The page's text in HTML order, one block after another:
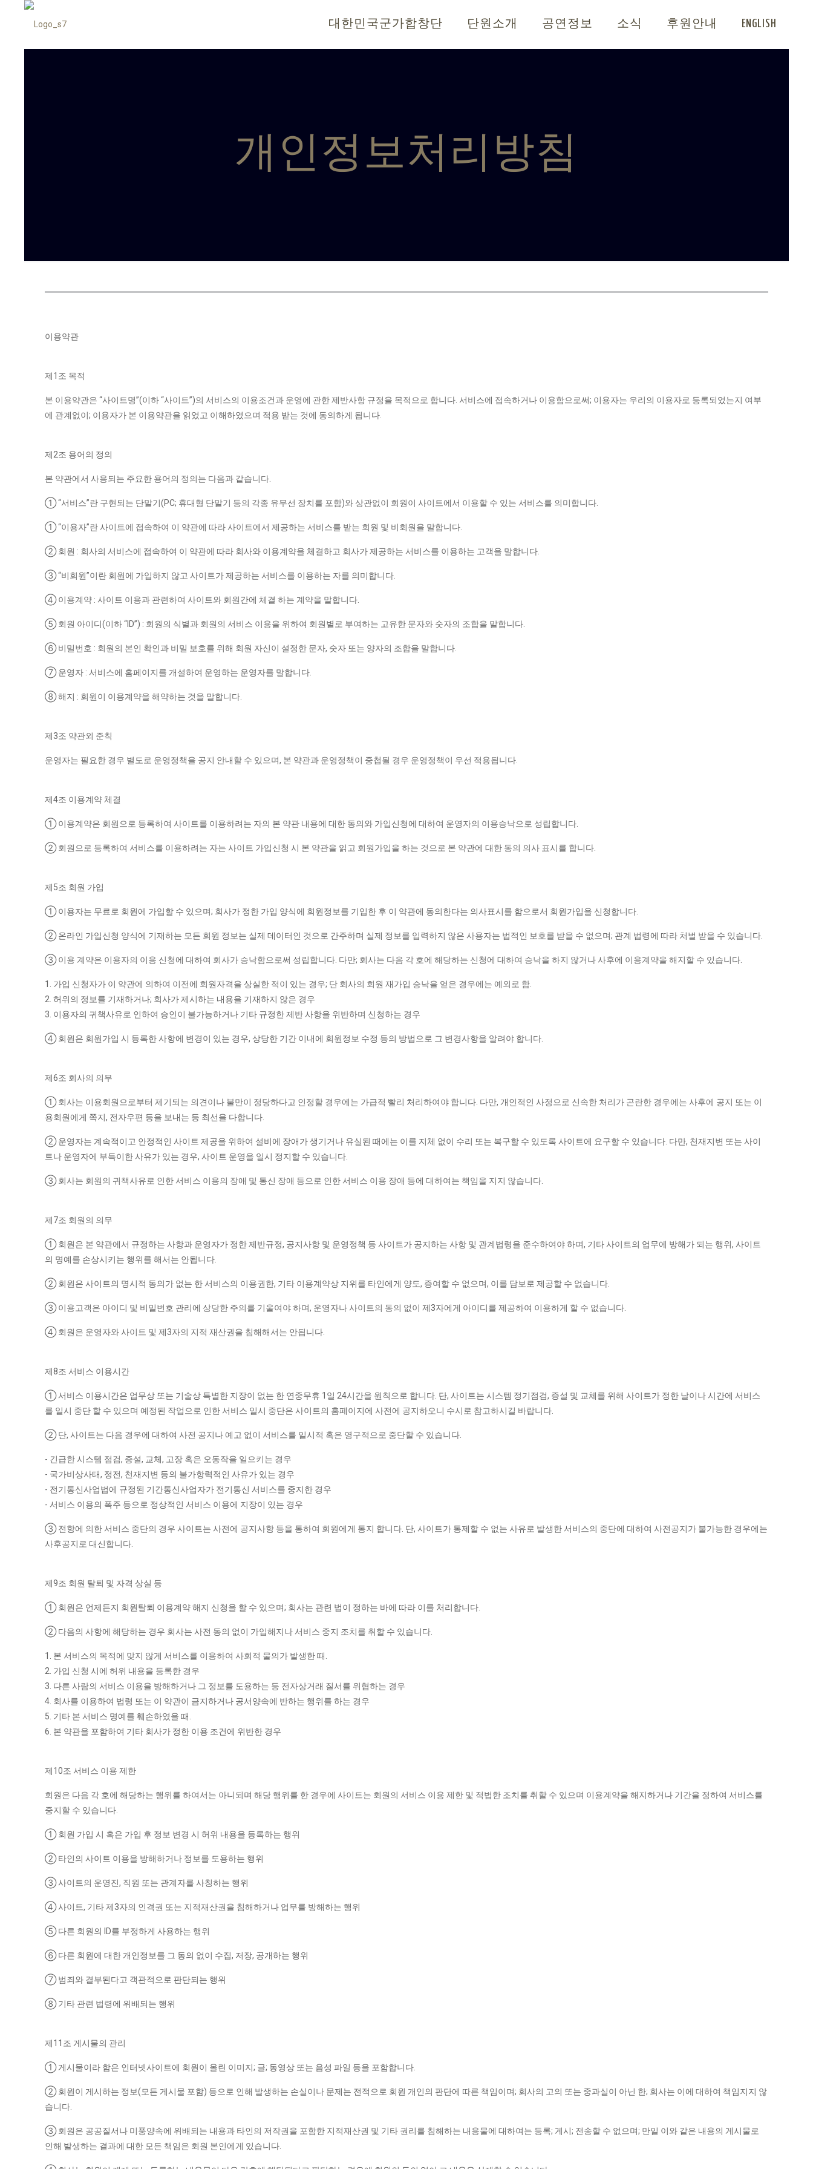
대한민국군가합창단 단원소개 공연정보 소식 후원안내 ENGLISH
개인정보처리방침
이용약관
제1조 목적
본 이용약관은 “사이트명”(이하 “사이트”)의 서비스의 이용조건과 운영에 관한 제반사항 규정을 목적으로 합니다. 서비스에 접속하거나 이용함으로써; 이용자는 우리의 이용자로 등록되었는지 여부
에 관계없이; 이용자가 본 이용약관을 읽었고 이해하였으며 적용 받는 것에 동의하게 됩니다.
제2조 용어의 정의
본 약관에서 사용되는 주요한 용어의 정의는 다음과 같습니다.
① “서비스”란 구현되는 단말기(PC; 휴대형 단말기 등의 각종 유무선 장치를 포함)와 상관없이 회원이 사이트에서 이용할 수 있는 서비스를 의미합니다.
① “이용자”란 사이트에 접속하여 이 약관에 따라 사이트에서 제공하는 서비스를 받는 회원 및 비회원을 말합니다.
② 회원 : 회사의 서비스에 접속하여 이 약관에 따라 회사와 이용계약을 체결하고 회사가 제공하는 서비스를 이용하는 고객을 말합니다.
③ “비회원”이란 회원에 가입하지 않고 사이트가 제공하는 서비스를 이용하는 자를 의미합니다.
④ 이용계약 : 사이트 이용과 관련하여 사이트와 회원간에 체결 하는 계약을 말합니다.
⑤ 회원 아이디(이하 “ID”) : 회원의 식별과 회원의 서비스 이용을 위하여 회원별로 부여하는 고유한 문자와 숫자의 조합을 말합니다.
⑥ 비밀번호 : 회원의 본인 확인과 비밀 보호를 위해 회원 자신이 설정한 문자, 숫자 또는 양자의 조합을 말합니다.
⑦ 운영자 : 서비스에 홈페이지를 개설하여 운영하는 운영자를 말합니다.
⑧ 해지 : 회원이 이용계약을 해약하는 것을 말합니다.
제3조 약관외 준칙
운영자는 필요한 경우 별도로 운영정책을 공지 안내할 수 있으며, 본 약관과 운영정책이 중첩될 경우 운영정책이 우선 적용됩니다.
제4조 이용계약 체결
① 이용계약은 회원으로 등록하여 사이트를 이용하려는 자의 본 약관 내용에 대한 동의와 가입신청에 대하여 운영자의 이용승낙으로 성립합니다.
② 회원으로 등록하여 서비스를 이용하려는 자는 사이트 가입신청 시 본 약관을 읽고 회원가입을 하는 것으로 본 약관에 대한 동의 의사 표시를 합니다.
제5조 회원 가입
① 이용자는 무료로 회원에 가입할 수 있으며; 회사가 정한 가입 양식에 회원정보를 기입한 후 이 약관에 동의한다는 의사표시를 함으로서 회원가입을 신청합니다.
② 온라인 가입신청 양식에 기재하는 모든 회원 정보는 실제 데이터인 것으로 간주하며 실제 정보를 입력하지 않은 사용자는 법적인 보호를 받을 수 없으며; 관계 법령에 따라 처벌 받을 수 있습니다.
③ 이용 계약은 이용자의 이용 신청에 대하여 회사가 승낙함으로써 성립합니다. 다만; 회사는 다음 각 호에 해당하는 신청에 대하여 승낙을 하지 않거나 사후에 이용계약을 해지할 수 있습니다.
1. 가입 신청자가 이 약관에 의하여 이전에 회원자격을 상실한 적이 있는 경우; 단 회사의 회원 재가입 승낙을 얻은 경우에는 예외로 함.
2. 허위의 정보를 기재하거나; 회사가 제시하는 내용을 기재하지 않은 경우
3. 이용자의 귀책사유로 인하여 승인이 불가능하거나 기타 규정한 제반 사항을 위반하며 신청하는 경우
④ 회원은 회원가입 시 등록한 사항에 변경이 있는 경우, 상당한 기간 이내에 회원정보 수정 등의 방법으로 그 변경사항을 알려야 합니다.
제6조 회사의 의무
① 회사는 이용회원으로부터 제기되는 의견이나 불만이 정당하다고 인정할 경우에는 가급적 빨리 처리하여야 합니다. 다만, 개인적인 사정으로 신속한 처리가 곤란한 경우에는 사후에 공지 또는 이
용회원에게 쪽지, 전자우편 등을 보내는 등 최선을 다합니다.
② 운영자는 계속적이고 안정적인 사이트 제공을 위하여 설비에 장애가 생기거나 유실된 때에는 이를 지체 없이 수리 또는 복구할 수 있도록 사이트에 요구할 수 있습니다. 다만, 천재지변 또는 사이
트나 운영자에 부득이한 사유가 있는 경우, 사이트 운영을 일시 정지할 수 있습니다.
③ 회사는 회원의 귀책사유로 인한 서비스 이용의 장애 및 통신 장애 등으로 인한 서비스 이용 장애 등에 대하여는 책임을 지지 않습니다.
제7조 회원의 의무
① 회원은 본 약관에서 규정하는 사항과 운영자가 정한 제반규정, 공지사항 및 운영정책 등 사이트가 공지하는 사항 및 관계법령을 준수하여야 하며, 기타 사이트의 업무에 방해가 되는 행위, 사이트
의 명예를 손상시키는 행위를 해서는 안됩니다.
② 회원은 사이트의 명시적 동의가 없는 한 서비스의 이용권한, 기타 이용계약상 지위를 타인에게 양도, 증여할 수 없으며, 이를 담보로 제공할 수 없습니다.
③ 이용고객은 아이디 및 비밀번호 관리에 상당한 주의를 기울여야 하며, 운영자나 사이트의 동의 없이 제3자에게 아이디를 제공하여 이용하게 할 수 없습니다.
④ 회원은 운영자와 사이트 및 제3자의 지적 재산권을 침해해서는 안됩니다.
제8조 서비스 이용시간
① 서비스 이용시간은 업무상 또는 기술상 특별한 지장이 없는 한 연중무휴 1일 24시간을 원칙으로 합니다. 단, 사이트는 시스템 정기점검, 증설 및 교체를 위해 사이트가 정한 날이나 시간에 서비스
를 일시 중단 할 수 있으며 예정된 작업으로 인한 서비스 일시 중단은 사이트의 홈페이지에 사전에 공지하오니 수시로 참고하시길 바랍니다.
② 단, 사이트는 다음 경우에 대하여 사전 공지나 예고 없이 서비스를 일시적 혹은 영구적으로 중단할 수 있습니다.
- 긴급한 시스템 점검, 증설, 교체, 고장 혹은 오동작을 일으키는 경우
- 국가비상사태, 정전, 천재지변 등의 불가항력적인 사유가 있는 경우
- 전기통신사업법에 규정된 기간통신사업자가 전기통신 서비스를 중지한 경우
- 서비스 이용의 폭주 등으로 정상적인 서비스 이용에 지장이 있는 경우
③ 전항에 의한 서비스 중단의 경우 사이트는 사전에 공지사항 등을 통하여 회원에게 통지 합니다. 단, 사이트가 통제할 수 없는 사유로 발생한 서비스의 중단에 대하여 사전공지가 불가능한 경우에는
사후공지로 대신합니다.
제9조 회원 탈퇴 및 자격 상실 등
① 회원은 언제든지 회원탈퇴 이용계약 해지 신청을 할 수 있으며; 회사는 관련 법이 정하는 바에 따라 이를 처리합니다.
② 다음의 사항에 해당하는 경우 회사는 사전 동의 없이 가입해지나 서비스 중지 조치를 취할 수 있습니다.
1. 본 서비스의 목적에 맞지 않게 서비스를 이용하여 사회적 물의가 발생한 때.
2. 가입 신청 시에 허위 내용을 등록한 경우
3. 다른 사람의 서비스 이용을 방해하거나 그 정보를 도용하는 등 전자상거래 질서를 위협하는 경우
4. 회사를 이용하여 법령 또는 이 약관이 금지하거나 공서양속에 반하는 행위를 하는 경우
5. 기타 본 서비스 명예를 훼손하였을 때.
6. 본 약관을 포함하여 기타 회사가 정한 이용 조건에 위반한 경우
제10조 서비스 이용 제한
회원은 다음 각 호에 해당하는 행위를 하여서는 아니되며 해당 행위를 한 경우에 사이트는 회원의 서비스 이용 제한 및 적법한 조치를 취할 수 있으며 이용계약을 해지하거나 기간을 정하여 서비스를
중지할 수 있습니다.
① 회원 가입 시 혹은 가입 후 정보 변경 시 허위 내용을 등록하는 행위
② 타인의 사이트 이용을 방해하거나 정보를 도용하는 행위
③ 사이트의 운영진, 직원 또는 관계자를 사칭하는 행위
④ 사이트, 기타 제3자의 인격권 또는 지적재산권을 침해하거나 업무를 방해하는 행위
⑤ 다른 회원의 ID를 부정하게 사용하는 행위
⑥ 다른 회원에 대한 개인정보를 그 동의 없이 수집, 저장, 공개하는 행위
⑦ 범죄와 결부된다고 객관적으로 판단되는 행위
⑧ 기타 관련 법령에 위배되는 행위
제11조 게시물의 관리
① 게시물이라 함은 인터넷사이트에 회원이 올린 이미지; 글; 동영상 또는 음성 파일 등을 포함합니다.
② 회원이 게시하는 정보(모든 게시물 포함) 등으로 인해 발생하는 손실이나 문제는 전적으로 회원 개인의 판단에 따른 책임이며; 회사의 고의 또는 중과실이 아닌 한; 회사는 이에 대하여 책임지지 않
습니다.
③ 회원은 공공질서나 미풍양속에 위배되는 내용과 타인의 저작권을 포함한 지적재산권 및 기타 권리를 침해하는 내용물에 대하여는 등록; 게시; 전송할 수 없으며; 만일 이와 같은 내용의 게시물로
인해 발생하는 결과에 대한 모든 책임은 회원 본인에게 있습니다.